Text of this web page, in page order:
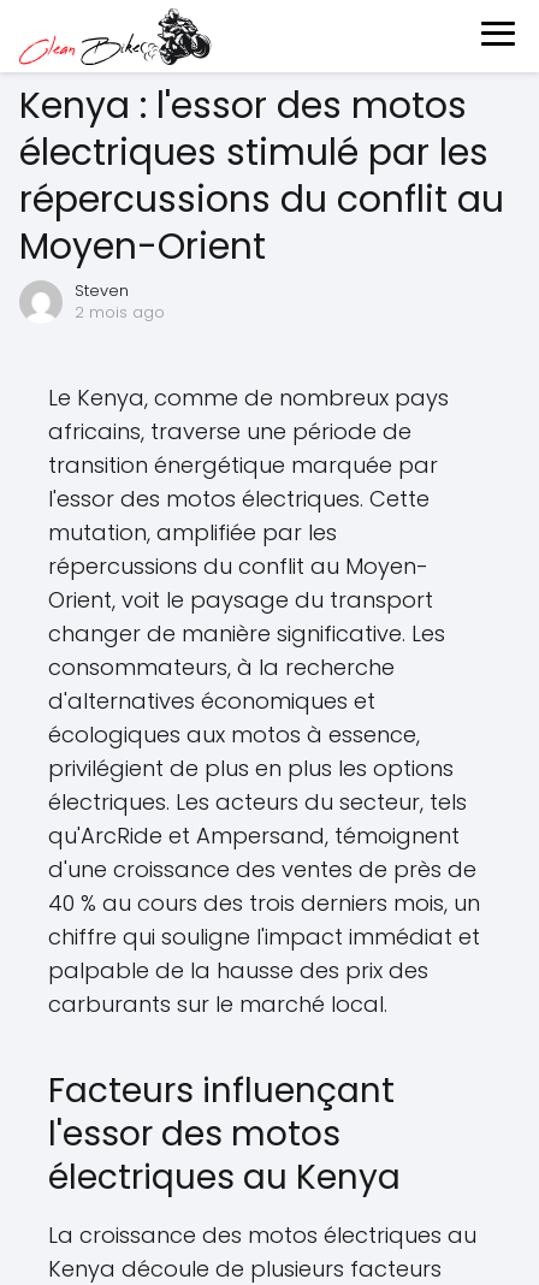
Kenya : l'essor des motos
électriques stimulé par les
répercussions du conflit au
Moyen-Orient
Steven
2 mois ago
Le Kenya, comme de nombreux pays
africains, traverse une période de
transition énergétique marquée par
l'essor des motos électriques. Cette
mutation, amplifiée par les
répercussions du conflit au Moyen-
Orient, voit le paysage du transport
changer de manière significative. Les
consommateurs, à la recherche
d'alternatives économiques et
écologiques aux motos à essence,
privilégient de plus en plus les options
électriques. Les acteurs du secteur, tels
qu'ArcRide et Ampersand, témoignent
d'une croissance des ventes de près de
40 % au cours des trois derniers mois, un
chiffre qui souligne l'impact immédiat et
palpable de la hausse des prix des
carburants sur le marché local.
Facteurs influençant
l'essor des motos
électriques au Kenya
La croissance des motos électriques au
Kenya découle de plusieurs facteurs